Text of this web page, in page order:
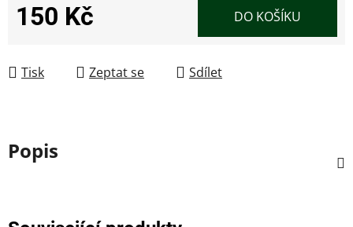
150 Kč DO KOŠÍKU
Tisk Zeptat se Sdílet
Popis